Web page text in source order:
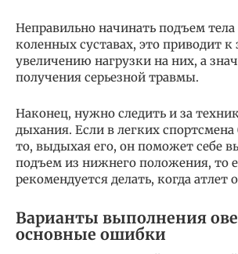
Неправильно начинать подъем
коленных суставах, это приводит к
увеличению нагрузки на них, а
получения серьезной травмы.
Наконец, нужно следить и за
дыхания. Если в легких спортсмена
то, выдыхая его, он поможет себе
подъем из нижнего положения, то
рекомендуется делать, когда атлет
Варианты выполнения
основные ошибки